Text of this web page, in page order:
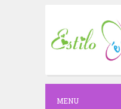
c
o
MENU